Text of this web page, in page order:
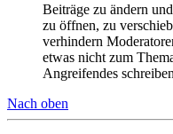
Beiträge zu ändern
zu öffnen, zu
verhindern
etwas nicht zum
Angreifendes
Nach oben